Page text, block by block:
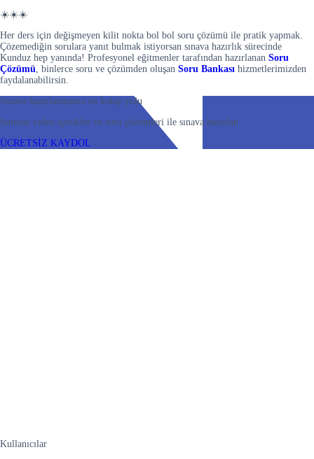
☀️☀️☀️
Her ders için değişmeyen kilit nokta bol bol soru çözümü ile pratik yapmak.
Çözemediğin sorulara yanıt bulmak istiyorsan sınava hazırlık sürecinde
Kunduz hep yanında! Profesyonel eğitmenler tarafından hazırlanan Soru
Çözümü, binlerce soru ve çözümden oluşan Soru Bankası hizmetlerimizden
faydalanabilirsin.
Sınava hazırlanmanın en kolay yolu
Sınırsız video içerikler ve soru çözümleri ile sınava hazırlan
ÜCRETSİZ KAYDOL
Kullanıcılar